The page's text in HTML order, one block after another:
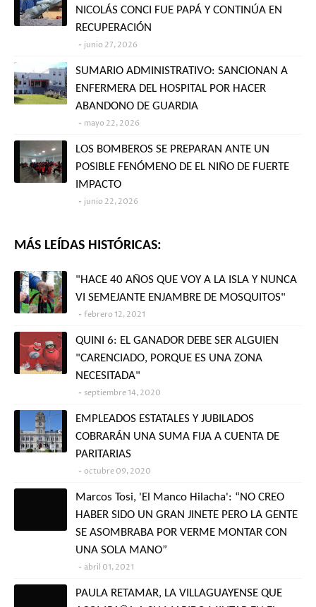
NICOLÁS CONCI FUE PAPÁ Y CONTINÚA EN
RECUPERACIÓN
junio 27, 2026
SUMARIO ADMINISTRATIVO: SANCIONAN A
ENFERMERA DEL HOSPITAL POR HACER
ABANDONO DE GUARDIA
mayo 22, 2026
LOS BOMBEROS SE PREPARAN ANTE UN
POSIBLE FENÓMENO DE EL NIÑO DE FUERTE
IMPACTO
junio 22, 2026
MÁS LEÍDAS HISTÓRICAS:
"HACE 40 AÑOS QUE VOY A LA ISLA Y NUNCA
VI SEMEJANTE ENJAMBRE DE MOSQUITOS"
febrero 12, 2021
QUINI 6: EL GANADOR DEBE SER ALGUIEN
"CARENCIADO, PORQUE ES UNA ZONA
NECESITADA"
septiembre 14, 2020
EMPLEADOS ESTATALES Y JUBILADOS
COBRARÁN UNA SUMA FIJA A CUENTA DE
PARITARIAS
octubre 09, 2020
Marcos Tosi, 'El Manco Hilacha': “NO CREO
HABER SIDO UN GRAN JINETE PERO LA GENTE
SE ASOMBRABA POR VERME MONTAR CON
UNA SOLA MANO”
abril 01, 2021
PAULA RETAMAR, LA VILLAGUAYENSE QUE